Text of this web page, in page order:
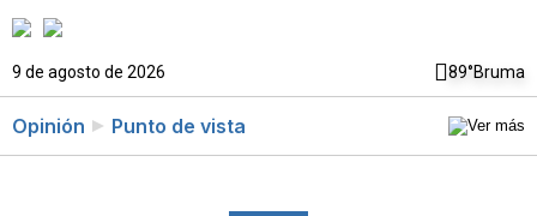
9 de agosto de 2026 89°Bruma
Opinión Punto de vista